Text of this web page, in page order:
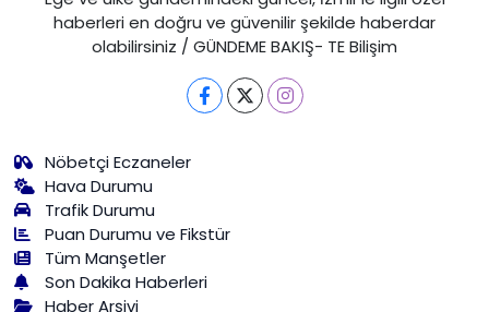
haberleri en doğru ve güvenilir şekilde haberdar
olabilirsiniz / GÜNDEME BAKIŞ- TE Bilişim
Nöbetçi Eczaneler
Hava Durumu
Trafik Durumu
Puan Durumu ve Fikstür
Tüm Manşetler
Son Dakika Haberleri
Haber Arşivi